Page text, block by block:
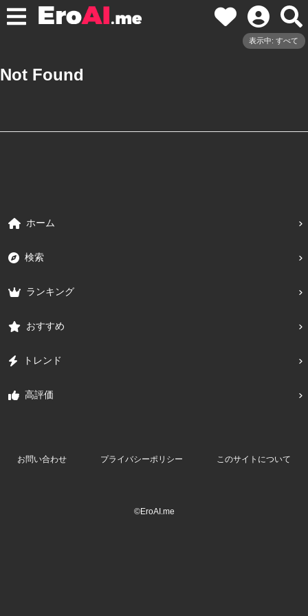
表示中: すべて
Not Found
ホーム
検索
ランキング
おすすめ
トレンド
高評価
お問い合わせ プライバシーポリシー このサイトについて
©EroAI.me